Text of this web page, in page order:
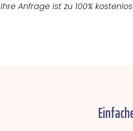
Ihre Anfrage ist zu 100%